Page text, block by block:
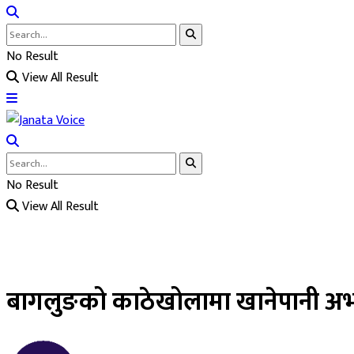
No Result
View All Result
No Result
View All Result
बागलुङको काठेखोलामा खानेपानी